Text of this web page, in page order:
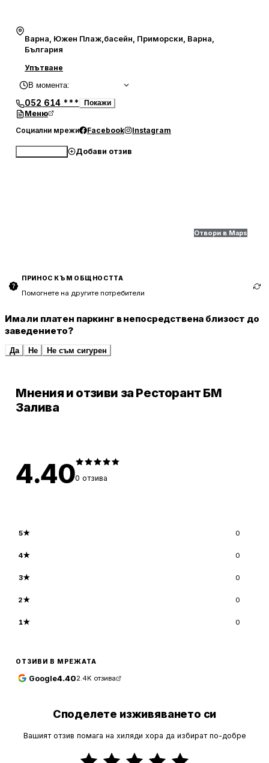
Варна, Южен Плаж,басейн, Приморски, Варна,
България
Упътване
В момента:
052 614 *** Покажи
Меню
Социални мрежи Facebook Instagram
Добави отзив
Отвори в Maps
ПРИНОС КЪМ ОБЩНОСТТА
Помогнете на другите потребители
Има ли платен паркинг в непосредствена близост до
заведението?
Да Не Не съм сигурен
Мнения и отзиви за Ресторант БМ
Залива
4.400 отзива
5★ 0
4★ 0
3★ 0
2★ 0
1★ 0
ОТЗИВИ В МРЕЖАТА
Google4.402.4K отзива
Споделете изживяването си
Вашият отзив помага на хиляди хора да избират по-добре